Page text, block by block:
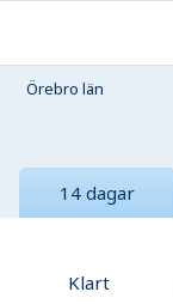
Örebro län
14 dagar
Klart